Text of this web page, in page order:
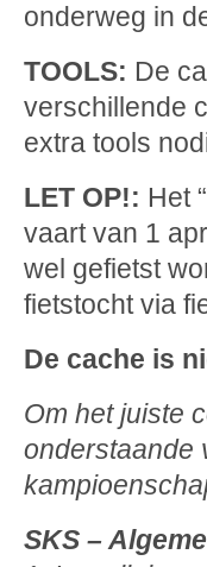
onderweg in
TOOLS: De
verschillende
extra tools
LET OP!: Het
vaart van 1
wel gefietst
fietstocht via
De cache is
Om het juiste
onderstaande
SKS –